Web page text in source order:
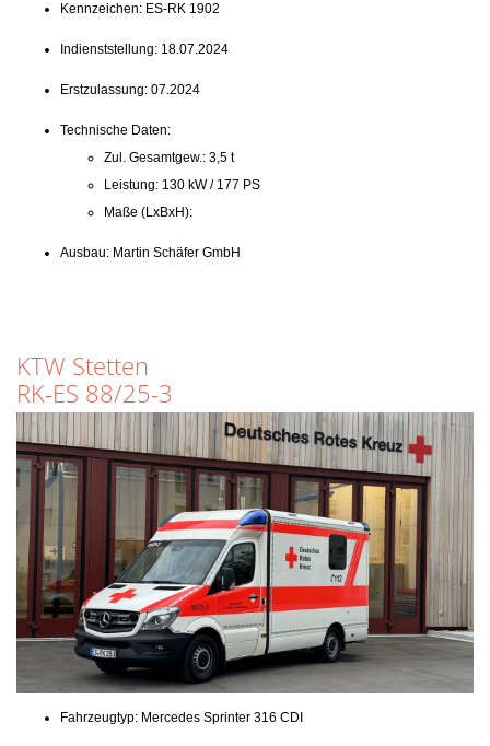
Kennzeichen: ES-RK 1902
Indienststellung: 18.07.2024
Erstzulassung: 07.2024
Technische Daten:
Zul. Gesamtgew.: 3,5 t
Leistung: 130 kW / 177 PS
Maße (LxBxH):
Ausbau: Martin Schäfer GmbH
KTW Stetten
RK-ES 88/25-3
Fahrzeugtyp: Mercedes Sprinter 316 CDI